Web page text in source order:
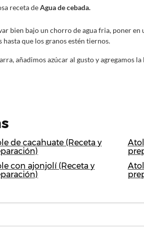
receta deAgua de cebada.
bien bajo un chorro de agua fria, poner
que los granos estén tiernos.
añadimos azúcar al gusto y agregamos
de cacahuate (Receta y
con ajonjolí (Receta y